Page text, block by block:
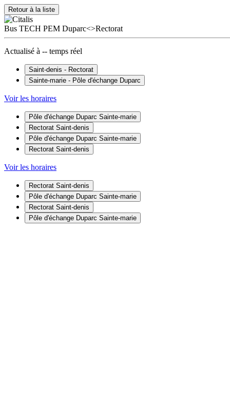
Retour à la liste
Bus TECH PEM Duparc<>Rectorat
Actualisé à -- temps réel
Saint-denis - Rectorat
Sainte-marie - Pôle d'échange Duparc
Voir les horaires
Pôle d'échange Duparc Sainte-marie
Rectorat Saint-denis
Pôle d'échange Duparc Sainte-marie
Rectorat Saint-denis
Voir les horaires
Rectorat Saint-denis
Pôle d'échange Duparc Sainte-marie
Rectorat Saint-denis
Pôle d'échange Duparc Sainte-marie